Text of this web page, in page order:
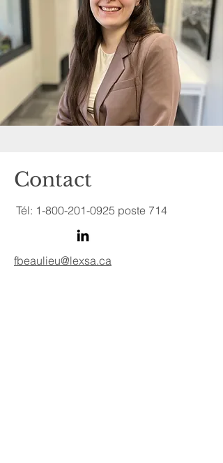
Contact
Tél: 1-800-201-0925 poste 714
fbeaulieu@lexsa.ca